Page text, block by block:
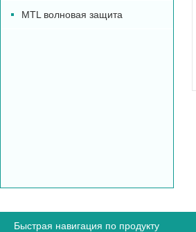
MTL волновая защита
Быстрая навигация по продукту